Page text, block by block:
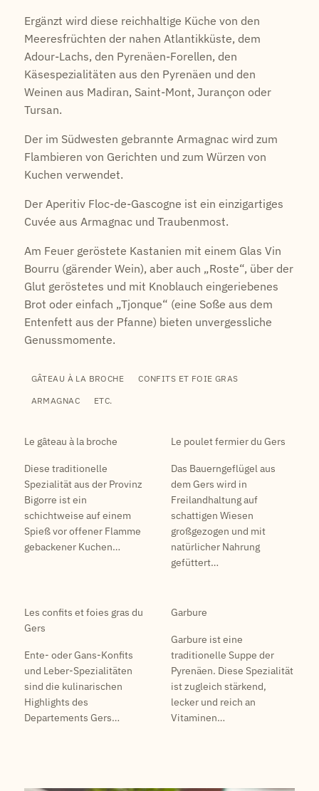
Ergänzt wird diese reichhaltige Küche von den
Meeresfrüchten der nahen Atlantikküste, dem
Adour-Lachs, den Pyrenäen-Forellen, den
Käsespezialitäten aus den Pyrenäen und den
Weinen aus Madiran, Saint-Mont, Jurançon oder
Tursan.
Der im Südwesten gebrannte Armagnac wird zum
Flambieren von Gerichten und zum Würzen von
Kuchen verwendet.
Der Aperitiv Floc-de-Gascogne ist ein einzigartiges
Cuvée aus Armagnac und Traubenmost.
Am Feuer geröstete Kastanien mit einem Glas Vin
Bourru (gärender Wein), aber auch „Roste“, über der
Glut geröstetes und mit Knoblauch eingeriebenes
Brot oder einfach „Tjonque“ (eine Soße aus dem
Entenfett aus der Pfanne) bieten unvergessliche
Genussmomente.
GÂTEAU À LA BROCHE CONFITS ET FOIE GRAS
ARMAGNAC ETC.
Le gâteau à la broche
Diese traditionelle
Spezialität aus der Provinz
Bigorre ist ein
schichtweise auf einem
Spieß vor offener Flamme
gebackener Kuchen…
Le poulet fermier du Gers
Das Bauerngeflügel aus
dem Gers wird in
Freilandhaltung auf
schattigen Wiesen
großgezogen und mit
natürlicher Nahrung
gefüttert…
Les confits et foies gras du
Gers
Ente- oder Gans-Konfits
und Leber-Spezialitäten
sind die kulinarischen
Highlights des
Departements Gers…
Garbure
Garbure ist eine
traditionelle Suppe der
Pyrenäen. Diese Spezialität
ist zugleich stärkend,
lecker und reich an
Vitaminen…